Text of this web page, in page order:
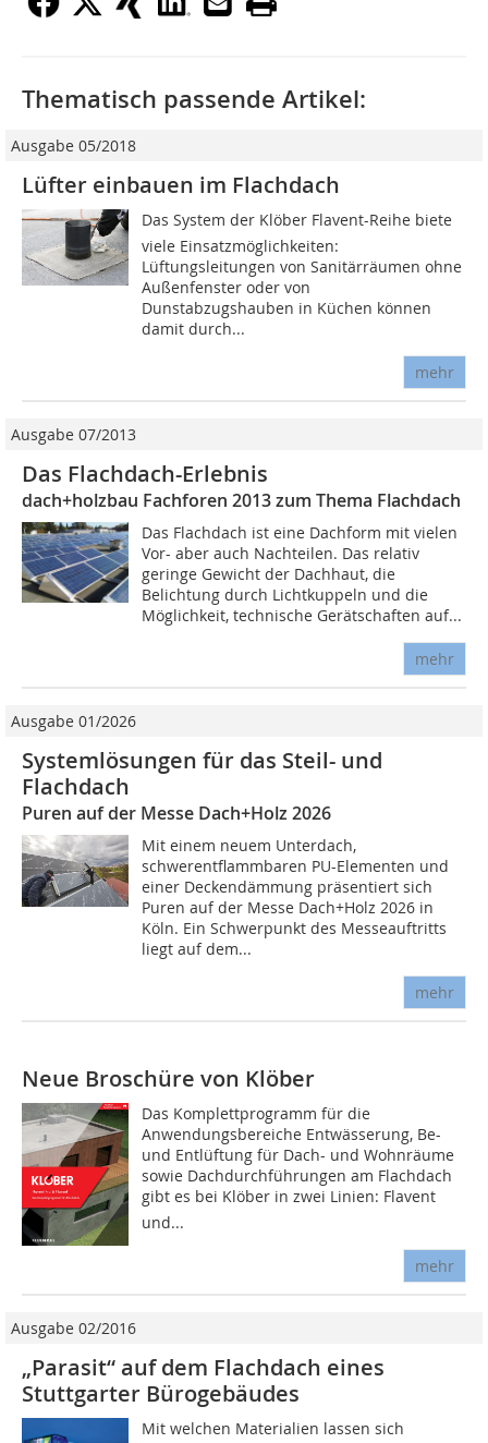
Thematisch passende Artikel:
Ausgabe 05/2018
Lüfter einbauen im Flachdach
Das System der Klöber Flavent-Reihe biete
viele Einsatzmöglichkeiten:
Lüftungsleitungen von Sanitärräumen ohne
Außenfenster oder von
Dunstabzugshauben in Küchen können
damit durch...
mehr
Ausgabe 07/2013
Das Flachdach-Erlebnis
dach+holzbau Fachforen 2013 zum Thema Flachdach
Das Flachdach ist eine Dachform mit vielen
Vor- aber auch Nachteilen. Das relativ
geringe Gewicht der Dachhaut, die
Belichtung durch Lichtkuppeln und die
Möglichkeit, technische Gerätschaften auf...
mehr
Ausgabe 01/2026
Systemlösungen für das Steil- und
Flachdach
Puren auf der Messe Dach+Holz 2026
Mit einem neuem Unterdach,
schwerentflammbaren PU-Elementen und
einer Deckendämmung präsentiert sich
Puren auf der Messe Dach+Holz 2026 in
Köln. Ein Schwerpunkt des Messeauftritts
liegt auf dem...
mehr
Neue Broschüre von Klöber
Das Komplettprogramm für die
Anwendungsbereiche Entwässerung, Be-
und Entlüftung für Dach- und Wohnräume
sowie Dachdurchführungen am Flachdach
gibt es bei Klöber in zwei Linien: Flavent
und...
mehr
Ausgabe 02/2016
„Parasit“ auf dem Flachdach eines
Stuttgarter Bürogebäudes
Mit welchen Materialien lassen sich